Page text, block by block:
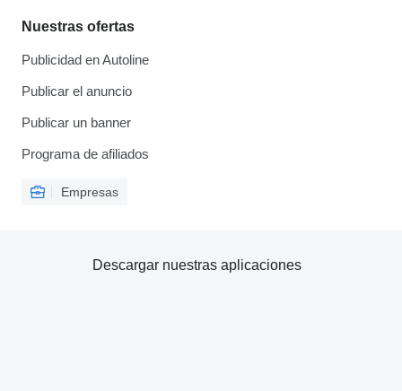
Nuestras ofertas
Publicidad en Autoline
Publicar el anuncio
Publicar un banner
Programa de afiliados
Empresas
Descargar nuestras aplicaciones